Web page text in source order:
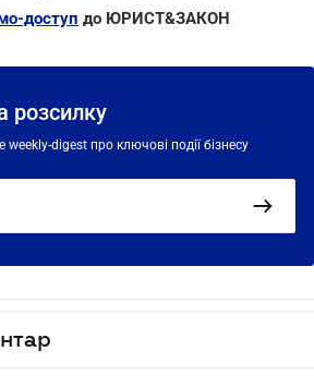
доступ до ЮРИСТ&ЗАКОН
розсилку
digest про ключові події бізнесу